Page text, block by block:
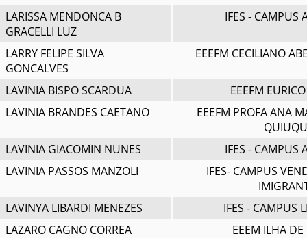
LARISSA MENDONCA B
GRACELLI LUZ
IFES - CAMPUS
LARRY FELIPE SILVA
GONCALVES
EEEFM CECILIANO
LAVINIA BISPO SCARDUA
EEEFM
LAVINIA BRANDES CAETANO
EEEFM PROFA ANA
LAVINIA GIACOMIN NUNES
IFES - CAMPUS
LAVINIA PASSOS MANZOLI
IFES- CAMPUS
LAVINYA LIBARDI MENEZES
IFES - CAMPUS
LAZARO CAGNO CORREA
EEEM ILHA